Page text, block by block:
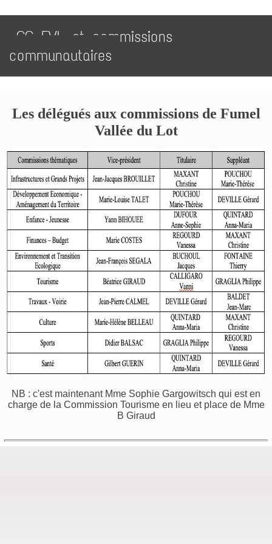
CC FVL et commissions
communautaires
Les délégués aux commissions de Fumel
Vallée du Lot
NB : c'est maintenant Mme Sophie Gargowitsch qui est en
charge de la Commission Tourisme en lieu et place de Mme
B Giraud